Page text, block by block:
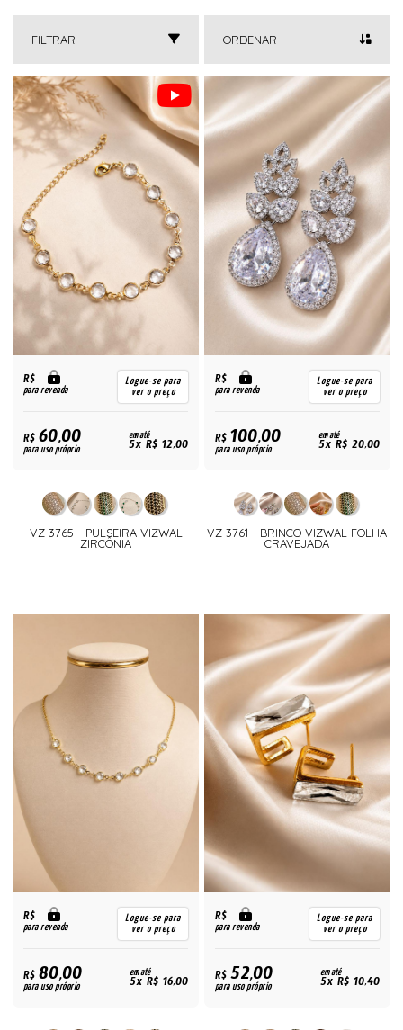
FILTRAR ORDENAR
R$
para revenda
Logue-se para
ver o preço
R$60,00
para uso próprio
em até
5x R$ 12,00
VZ 3765 - PULSEIRA VIZWAL
ZIRCÔNIA
R$
para revenda
Logue-se para
ver o preço
R$100,00
para uso próprio
em até
5x R$ 20,00
VZ 3761 - BRINCO VIZWAL FOLHA
CRAVEJADA
R$
para revenda
Logue-se para
ver o preço
R$80,00
para uso próprio
em até
5x R$ 16,00
R$
para revenda
Logue-se para
ver o preço
R$52,00
para uso próprio
em até
5x R$ 10,40